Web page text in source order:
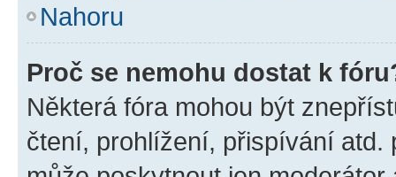
Nahoru
Proč se nemohu dostat k
Některá fóra mohou být
čtení, prohlížení, přispívání atd.